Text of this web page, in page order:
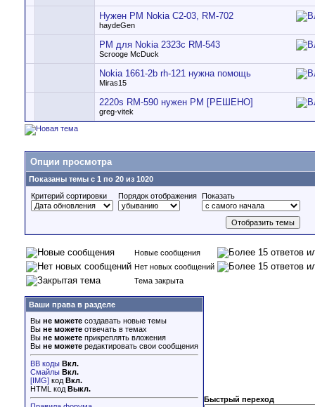
Нужен PM Nokia C2-03, RM-702
haydeGen
PM для Nokia 2323c RM-543
Scrooge McDuck
Nokia 1661-2b rh-121 нужна помощь
Miras15
2220s RM-590 нужен PM [РЕШЕНО]
greg-vitek
Опции просмотра
Показаны темы с 1 по 20 из 1020
Критерий сортировки
Порядок отображения Показать
Новые сообщения
Нет новых сообщений
Тема закрыта
Ваши права в разделе
Вы не можете создавать новые темы
Вы не можете отвечать в темах
Вы не можете прикреплять вложения
Вы не можете редактировать свои сообщения
BB коды Вкл.
Смайлы Вкл.
[IMG] код Вкл.
HTML код Выкл.
Быстрый переход